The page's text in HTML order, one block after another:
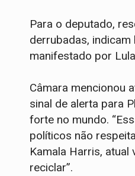
Para o deputado,
derrubadas,
manifestado por
Câmara mencionou
sinal de alerta para
forte no mundo.
políticos não
Kamala Harris,
reciclar”.